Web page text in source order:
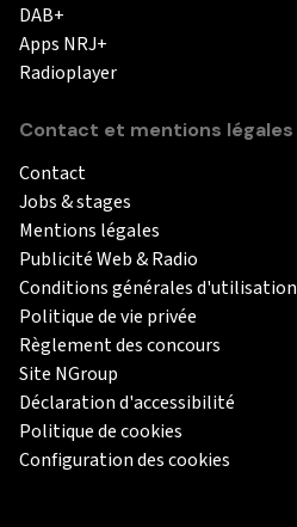
DAB+
Apps NRJ+
Radioplayer
Contact et mentions légales
Contact
Jobs & stages
Mentions légales
Publicité Web & Radio
Conditions générales d'utilisation
Politique de vie privée
Règlement des concours
Site NGroup
Déclaration d'accessibilité
Politique de cookies
Configuration des cookies